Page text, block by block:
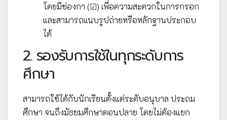
โดยมีช่องกา (☑) เพื่อความสะดวกในการกรอก
และสามารถแนบรูปถ่ายหรือหลักฐานประกอบ
ได้
2. รองรับการใช้ในทุกระดับการ
ศึกษา
สามารถใช้ได้กับนักเรียนตั้งแต่ระดับอนุบาล ประถม
ศึกษา จนถึงมัธยมศึกษาตอนปลาย โดยไม่ต้องแยก